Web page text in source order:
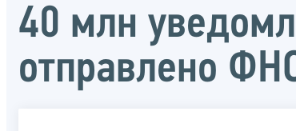
40 млн
отправлено